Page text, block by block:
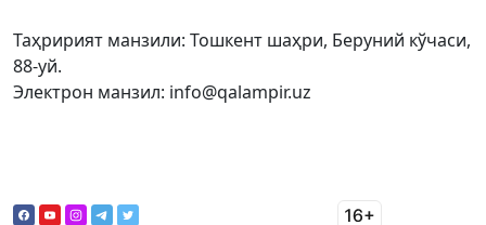
Таҳририят манзили: Тошкент шаҳри, Беруний кўчаси,
88-уй.
Электрон манзил: info@qalampir.uz